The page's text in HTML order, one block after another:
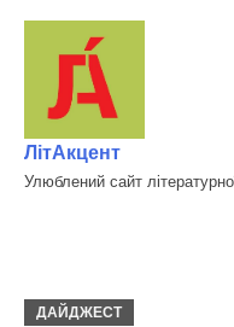
ЛітАкцент
Улюблений сайт
ДАЙДЖЕСТ